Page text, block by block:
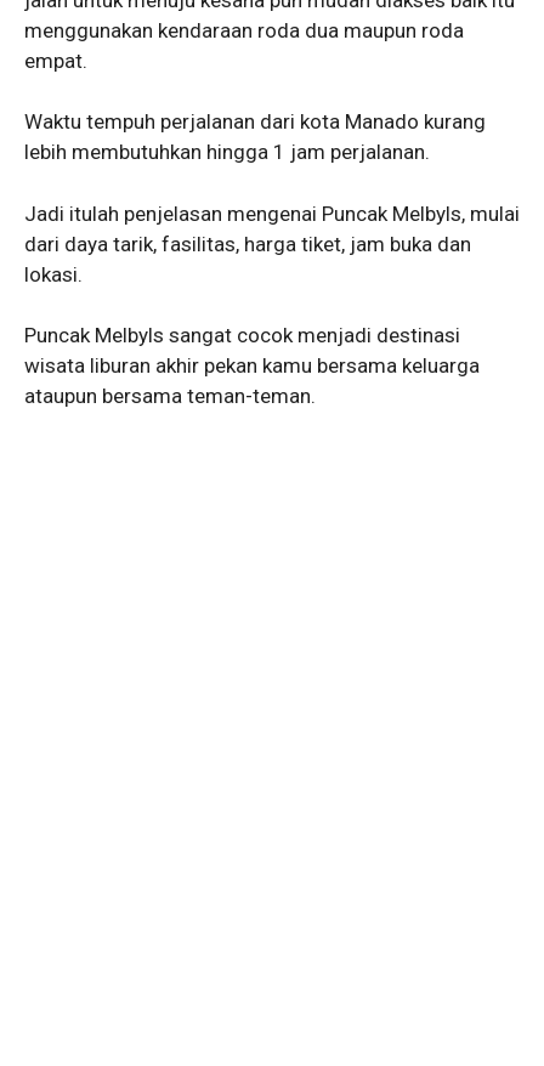
menggunakan kendaraan roda dua maupun roda
empat.
Waktu tempuh perjalanan dari kota Manado kurang
lebih membutuhkan hingga 1 jam perjalanan.
Jadi itulah penjelasan mengenai Puncak Melbyls, mulai
dari daya tarik, fasilitas, harga tiket, jam buka dan
lokasi.
Puncak Melbyls sangat cocok menjadi destinasi
wisata liburan akhir pekan kamu bersama keluarga
ataupun bersama teman-teman.